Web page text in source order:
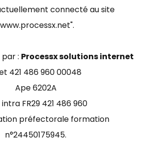
connecté au site
: Processx solutions internet
421 486 960 00048
Ape 6202A
intra FR29 421 486 960
préfectorale formation
n°24450175945.